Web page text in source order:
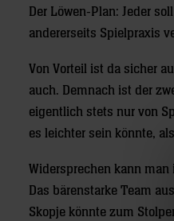
Der Löwen-Plan: Jeder
andererseits Spielpraxis
Von Vorteil ist da sicher
auch. Demnach ist der
eigentlich stets nur von
es leichter sein könnte,
Widersprechen kann man
Das bärenstarke Team
Skopje könnte zum